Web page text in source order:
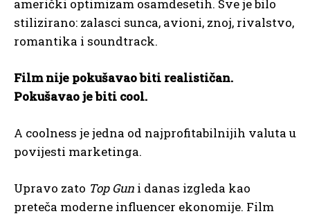
američki optimizam osamdesetih. Sve je bilo
stilizirano: zalasci sunca, avioni, znoj, rivalstvo,
romantika i soundtrack.
Film nije pokušavao biti realističan.
Pokušavao je biti cool.
A coolness je jedna od najprofitabilnijih valuta u
povijesti marketinga.
Upravo zato Top Gun i danas izgleda kao
preteča moderne influencer ekonomije. Film